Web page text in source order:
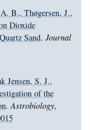
B., Thøgersen, J.,
Dioxide
Sand. Journal
Jensen, S. J.,
of the
.Astrobiology,